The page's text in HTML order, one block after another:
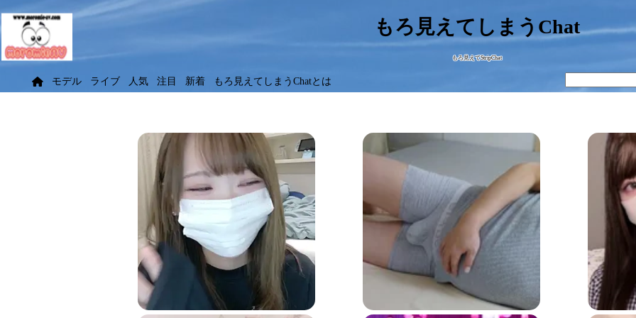
もろ見えてしまうChat
もろ見えてStripChat
モデル ライブ 人気 注目 新着 もろ見えてしまうChatとは